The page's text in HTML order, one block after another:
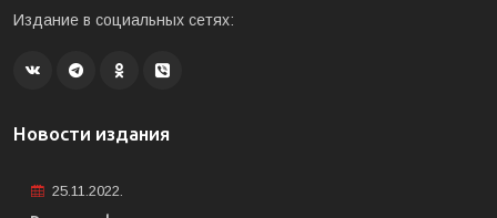
Издание в социальных сетях:
Новости издания
25.11.2022.